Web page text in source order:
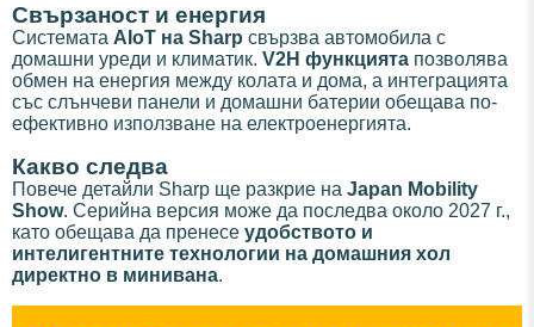
Свързаност и енергия
Системата AIoT на Sharp свързва автомобила с
домашни уреди и климатик. V2H функцията позволява
обмен на енергия между колата и дома, а интеграцията
със слънчеви панели и домашни батерии обещава по-
ефективно използване на електроенергията.
Какво следва
Повече детайли Sharp ще разкрие на Japan Mobility
Show. Серийна версия може да последва около 2027 г.,
като обещава да пренесе удобството и
интелигентните технологии на домашния хол
директно в минивана.